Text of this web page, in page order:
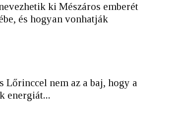
ki Mészáros emberét
és hogyan vonhatják
Lőrinccel nem az a baj, hogy a
energiát...